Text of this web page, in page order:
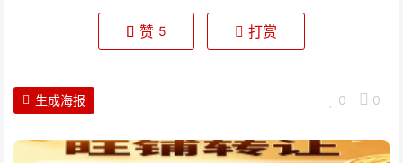
赞 5 打赏
0 0
生成海报